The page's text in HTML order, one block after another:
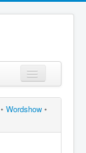
• Wordshow •